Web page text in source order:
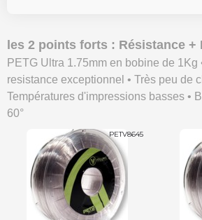
les 2 points forts : Résistance +
PETG Ultra 1.75mm en bobine de 1Kg
resistance exceptionnel • Très peu de
Températures d'impressions basses •
60°
PETV8645